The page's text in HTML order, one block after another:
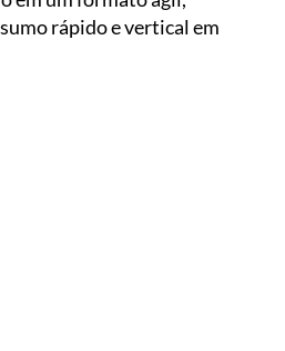
rápido e vertical em